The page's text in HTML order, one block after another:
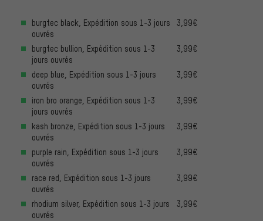
burgtec black, Expédition sous 1-3 jours
ouvrés
3,99€
burgtec bullion, Expédition sous 1-3
jours ouvrés
3,99€
deep blue, Expédition sous 1-3 jours
ouvrés
3,99€
iron bro orange, Expédition sous 1-3
jours ouvrés
3,99€
kash bronze, Expédition sous 1-3 jours
ouvrés
3,99€
purple rain, Expédition sous 1-3 jours
ouvrés
3,99€
race red, Expédition sous 1-3 jours
ouvrés
3,99€
rhodium silver, Expédition sous 1-3 jours
ouvrés
3,99€